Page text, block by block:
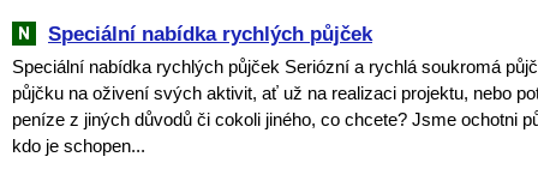
Speciální nabídka rychlých půjček
Speciální nabídka rychlých půjček Seriózní a rychlá soukromá
půjčku na oživení svých aktivit, ať už na realizaci projektu, nebo
peníze z jiných důvodů či cokoli jiného, co chcete? Jsme ochotni
kdo je schopen...